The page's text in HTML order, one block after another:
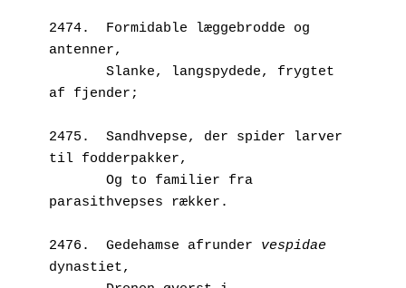
2474.  Formidable læggebrodde og
antenner,
af fjender;
2475.  Sandhvepse, der spider larver
til fodderpakker,
parasithvepses rækker.
2476.  Gedehamse afrunder vespidae
dynastiet,